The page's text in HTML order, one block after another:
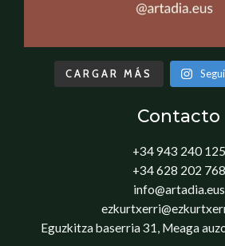
CARGAR MÁS
Contacto
+34 943 240 125
+34 628 202 768
info@artadia.eus
Eguzkitza baserria 31, Meaga